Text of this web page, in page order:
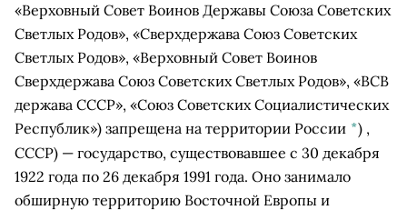
«Верховный Совет Воинов Державы Союза Советских
Светлых Родов», «Сверхдержава Союз Советских
Светлых Родов», «Верховный Совет Воинов
Сверхдержава Союз Советских Светлых Родов», «ВСВ
держава СССР», «Союз Советских Социалистических
Республик») запрещена на территории России *) ,
СССР) — государство, существовавшее с 30 декабря
1922 года по 26 декабря 1991 года. Оно занимало
обширную территорию Восточной Европы и